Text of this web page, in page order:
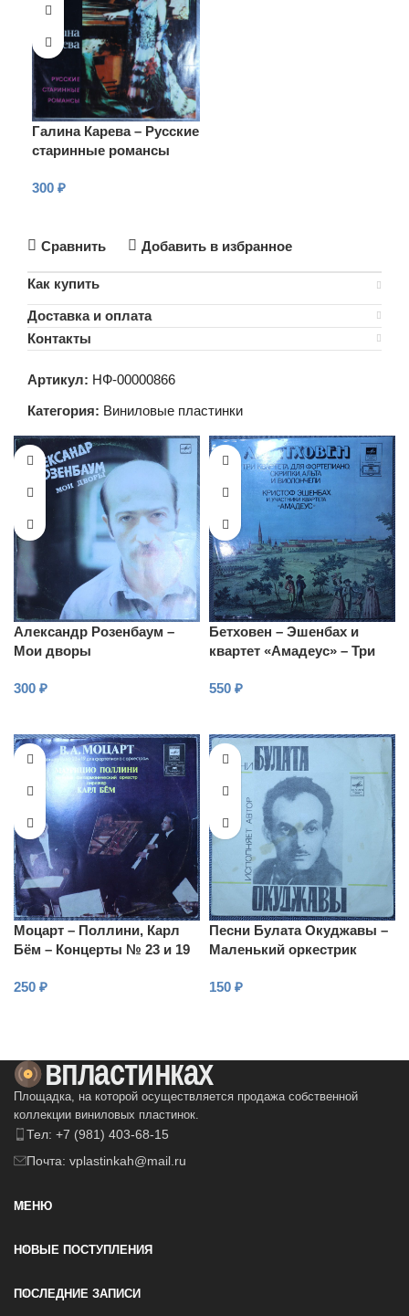
Галина Карева – Русские
старинные романсы
300 ₽
Сравнить Добавить в избранное
Как купить
Доставка и оплата
Контакты
Артикул: НФ-00000866
Категория: Виниловые пластинки
Александр Розенбаум –
Мои дворы
300 ₽
Бетховен – Эшенбах и
квартет «Амадеус» – Три
скрипки, альта и
550 ₽
Моцарт – Поллини, Карл
Бём – Концерты № 23 и 19
оркестром
250 ₽
Песни Булата Окуджавы –
Маленький оркестрик
150 ₽
Площадка, на которой осуществляется продажа собственной
коллекции виниловых пластинок.
Тел: +7 (981) 403-68-15
Почта: vplastinkah@mail.ru
МЕНЮ
НОВЫЕ ПОСТУПЛЕНИЯ
ПОСЛЕДНИЕ ЗАПИСИ